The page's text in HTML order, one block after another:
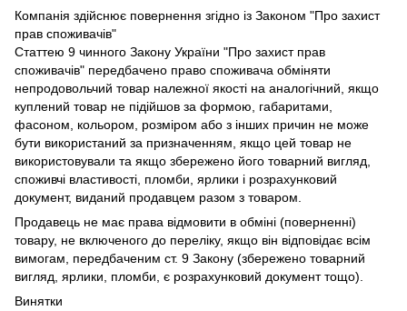
Компанія здійснює повернення згідно із Законом "Про захист
прав споживачів"
Статтею 9 чинного Закону України "Про захист прав
споживачів" передбачено право споживача обміняти
непродовольчий товар належної якості на аналогічний, якщо
куплений товар не підійшов за формою, габаритами,
фасоном, кольором, розміром або з інших причин не може
бути використаний за призначенням, якщо цей товар не
використовували та якщо збережено його товарний вигляд,
споживчі властивості, пломби, ярлики і розрахунковий
документ, виданий продавцем разом з товаром.
Продавець не має права відмовити в обміні (поверненні)
товару, не включеного до переліку, якщо він відповідає всім
вимогам, передбаченим ст. 9 Закону (збережено товарний
вигляд, ярлики, пломби, є розрахунковий документ тощо).
Винятки